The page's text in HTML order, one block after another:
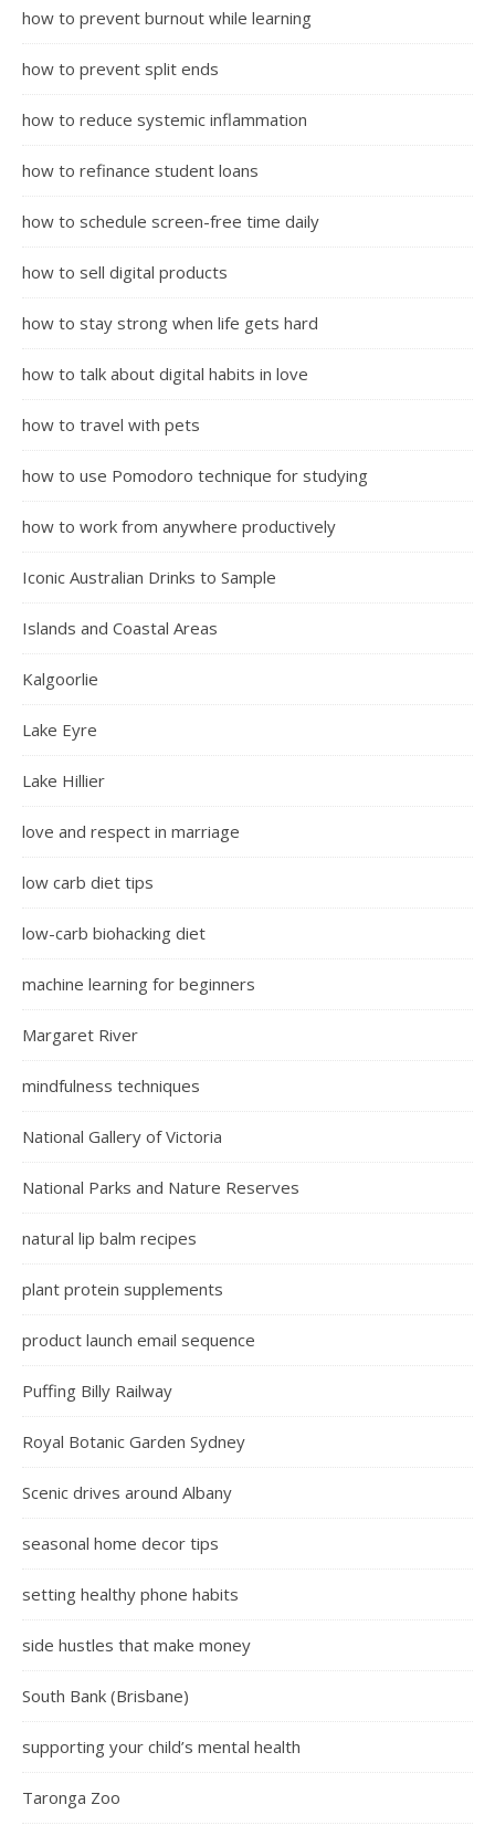
how to prevent burnout while learning
how to prevent split ends
how to reduce systemic inflammation
how to refinance student loans
how to schedule screen-free time daily
how to sell digital products
how to stay strong when life gets hard
how to talk about digital habits in love
how to travel with pets
how to use Pomodoro technique for studying
how to work from anywhere productively
Iconic Australian Drinks to Sample
Islands and Coastal Areas
Kalgoorlie
Lake Eyre
Lake Hillier
love and respect in marriage
low carb diet tips
low-carb biohacking diet
machine learning for beginners
Margaret River
mindfulness techniques
National Gallery of Victoria
National Parks and Nature Reserves
natural lip balm recipes
plant protein supplements
product launch email sequence
Puffing Billy Railway
Royal Botanic Garden Sydney
Scenic drives around Albany
seasonal home decor tips
setting healthy phone habits
side hustles that make money
South Bank (Brisbane)
supporting your child’s mental health
Taronga Zoo